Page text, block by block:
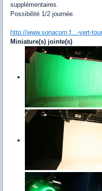
supplémentaires.
Possibilité 1/2 journée.
http://www.sonacom.f...-vert-
Miniature(s) jointe(s)